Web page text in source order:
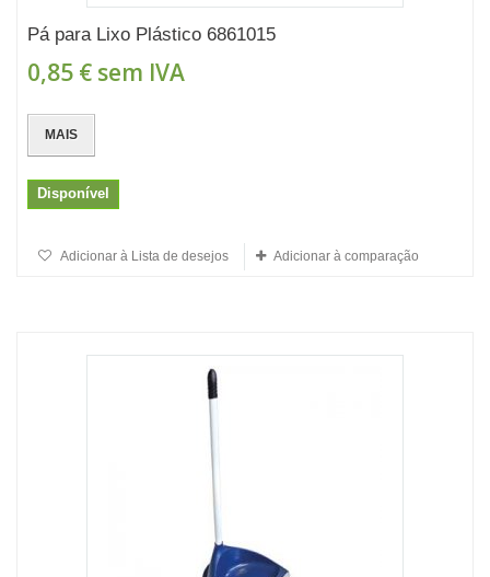
Pá para Lixo Plástico 6861015
0,85 € sem IVA
MAIS
Disponível
Adicionar à Lista de desejos Adicionar à comparação